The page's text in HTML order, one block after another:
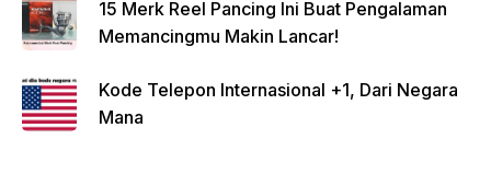
15 Merk Reel Pancing Ini Buat Pengalaman
Memancingmu Makin Lancar!
Kode Telepon Internasional +1, Dari Negara
Mana